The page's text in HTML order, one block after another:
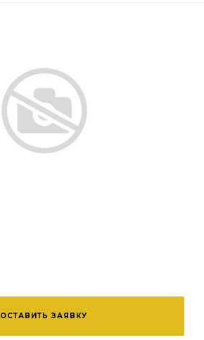
ОСТАВИТЬ ЗАЯВКУ